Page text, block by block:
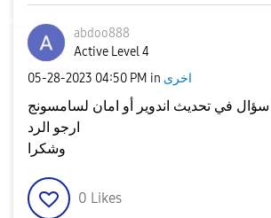
abdoo888
Active Level 4
‎05-28-2023 04:50 PM in اخرى
0 Likes